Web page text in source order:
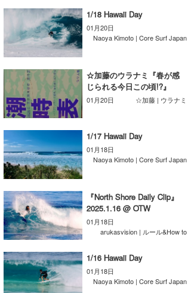
サーフィンエリアガイド
会員メニュー
1/18 Hawaii Day
01月20日
Naoya Kimoto | Core Surf Japan
☆加藤のウラナミ『春が感
じられる今日この頃!?』
01月20日 ☆加藤 | ウラナミ
1/17 Hawaii Day
01月18日
Naoya Kimoto | Core Surf Japan
『North Shore Daily Clip』
2025.1.16 @ OTW
01月18日
arukasvision | ルール&How to
1/16 Hawaii Day
01月18日
Naoya Kimoto | Core Surf Japan
ショップ情報
ショップ情報
湘南
千葉北
伊豆
大阪
沖縄
ウラナミ
その他
ルール＆How to
VOTE!
サーファーズ